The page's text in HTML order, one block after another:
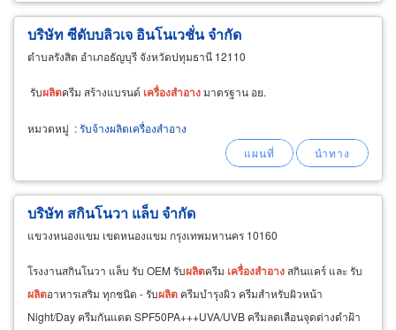
​บริษัท ซีดับบลิวเจ อินโนเวชั่น จำกัด
ตำบลรังสิต อำเภอธัญบุรี จังหวัดปทุมธานี 12110
รับผลิตครีม สร้างแบรนด์ เครื่องสำอางมาตรฐาน อย.
หมวดหมู่ :รับจ้างผลิตเครื่องสำอาง
บริษัท สกินโนวา แล็บ จำกัด
แขวงหนองแขม เขตหนองแขม กรุงเทพมหานคร 10160
โรงงานสกินโนวา แล็บ รับ OEM รับผลิตครีม เครื่องสำอาง สกินแคร์ และ รับ
ผลิตอาหารเสริม ทุกชนิด - รับผลิต ครีมบำรุงผิว ครีมสำหรับผิวหน้า
Night/Day ครีมกันแดด SPF50PA+++UVA/UVB ครีมลดเลือนจุดด่างดำฝ้า